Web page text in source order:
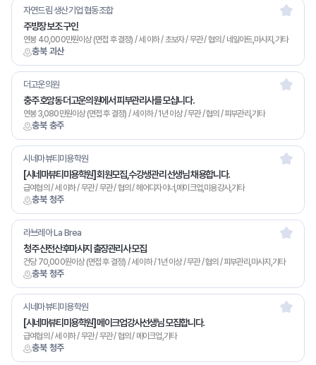
충북 괴산
자연드림 생산기업 협동조합
주방장 보조 구인
연봉 40,000만원이상 (면접 후 결정) / 세 이하 / 초보자 / 무관 / 협의 / 네일아트,마사지,기타
충북 충주
더고운의원
충주 호암동 더고운의원에서 피부관리사를 모십니다.
연봉 3,080만원이상 (면접 후 결정) / 세 이하 / 1년 이상 / 무관 / 협의 / 피부관리,기타
충북 청주
시네마뷰티미용학원
[시네마뷰티미용학원] 회원모집,수강생관리 선생님 채용합니다.
급여협의 / 세 이하 / 무관 / 무관 / 협의 / 헤어디자이너,메이크업,미용강사,기타
충북 청주
라브레아 La Brea
청주 산전산후마사지 출장관리사 모집
건당 70,000원이상 (면접 후 결정) / 세 이하 / 1년 이상 / 무관 / 협의 / 피부관리,마사지,기타
충북 청주
시네마뷰티미용학원
[시네마뷰티미용학원] 메이크업강사선생님 모집합니다.
급여협의 / 세 이하 / 무관 / 무관 / 협의 / 메이크업,기타